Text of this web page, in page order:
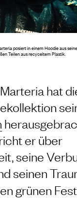
hat
er über
seine
seinen
grünen
posiert in einem Hoodie aus
Teilen aus recyceltem Plastik.